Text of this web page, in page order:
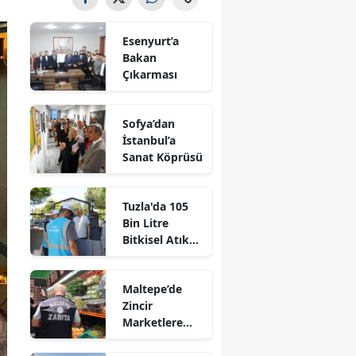
Esenyurt’a
Bakan
Çıkarması
Sofya’dan
İstanbul’a
Sanat Köprüsü
Tuzla'da 105
Bin Litre
Bitkisel Atık
Maltepe’de
Zincir
Marketlere